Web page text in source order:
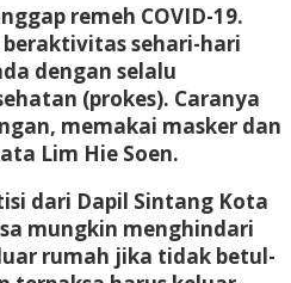
remeh COVID-19.
sehari-hari
dengan selalu
(prokes). Caranya
memakai masker dan
Lim Hie Soen.
dari Dapil Sintang Kota
mungkin menghindari
rumah jika tidak betul-